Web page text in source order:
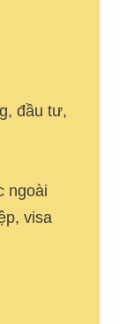
đầu tư,
ngoài
visa